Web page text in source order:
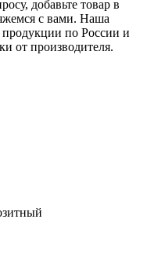
добавьте товар в
с вами. Наша
продукции по России и
от производителя.